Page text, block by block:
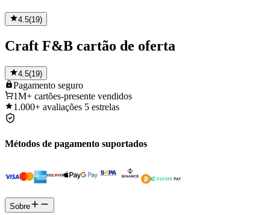
4.5(19)
Craft F&B cartão de oferta
4.5(19)
Pagamento seguro
1M+ cartões-presente vendidos
1.000+ avaliações 5 estrelas
Métodos de pagamento suportados
Sobre